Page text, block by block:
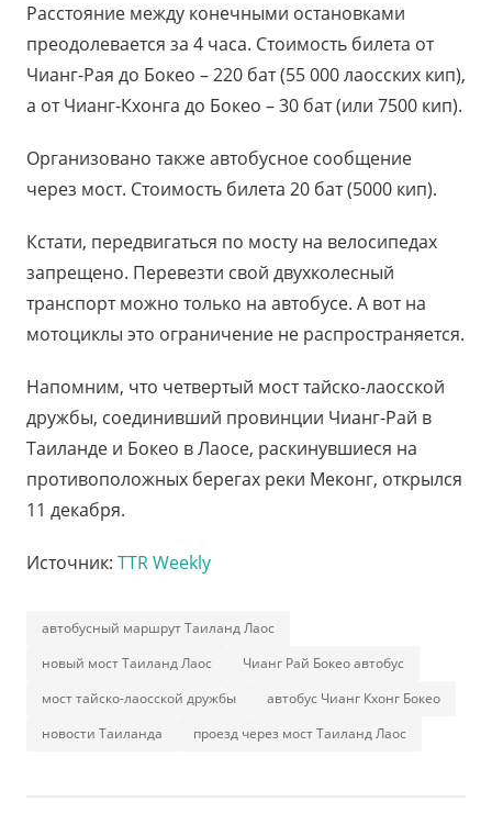
Расстояние между конечными остановками
преодолевается за 4 часа. Стоимость билета от
Чианг-Рая до Бокео – 220 бат (55 000 лаосских кип),
а от Чианг-Кхонга до Бокео – 30 бат (или 7500 кип).
Организовано также автобусное сообщение
через мост. Стоимость билета 20 бат (5000 кип).
Кстати, передвигаться по мосту на велосипедах
запрещено. Перевезти свой двухколесный
транспорт можно только на автобусе. А вот на
мотоциклы это ограничение не распространяется.
Напомним, что четвертый мост тайско-лаосской
дружбы, соединивший провинции Чианг-Рай в
Таиланде и Бокео в Лаосе, раскинувшиеся на
противоположных берегах реки Меконг, открылся
11 декабря.
Источник: TTR Weekly
автобусный маршрут Таиланд Лаос
новый мост Таиланд Лаос
Чианг Рай Бокео автобус
мост тайско-лаосской дружбы
автобус Чианг Кхонг Бокео
новости Таиланда
проезд через мост Таиланд Лаос